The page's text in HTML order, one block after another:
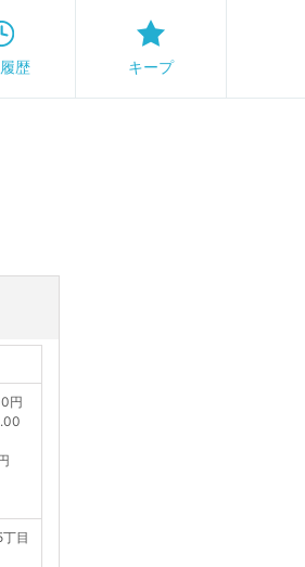
歴 キープ
円
目